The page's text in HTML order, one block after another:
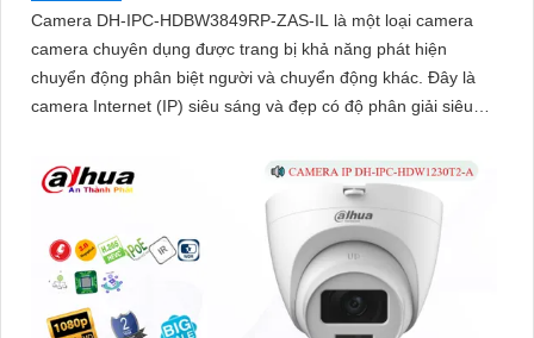
Camera DH-IPC-HDBW3849RP-ZAS-IL là một loại camera
camera chuyên dụng được trang bị khả năng phát hiện
chuyển động phân biệt người và chuyển động khác. Đây là
camera Internet (IP) siêu sáng và đẹp có độ phân giải siêu